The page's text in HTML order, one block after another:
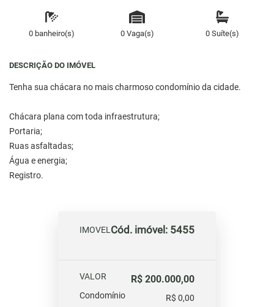
0 banheiro(s) 0 Vaga(s) 0 Suíte(s)
DESCRIÇÃO DO IMÓVEL
Tenha sua chácara no mais charmoso condomínio da cidade.
Chácara plana com toda infraestrutura;
Portaria;
Ruas asfaltadas;
Água e energia;
Registro.
IMOVELCód. imóvel: 5455
VALOR R$ 200.000,00
Condomínio
R$ 0,00